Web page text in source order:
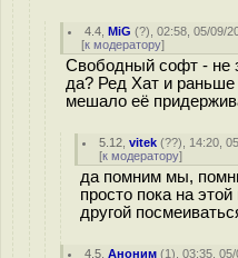
4.4 ,MiG (?), 02:58, 05/09/
[к модератору]
Свободный софт - не
да? Ред Хат и раньше
мешало её
5.12 ,vitek (??), 14:20,
[к модератору]
да помним мы,
просто пока на
другой
4.5 ,Аноним (1), 03:35,